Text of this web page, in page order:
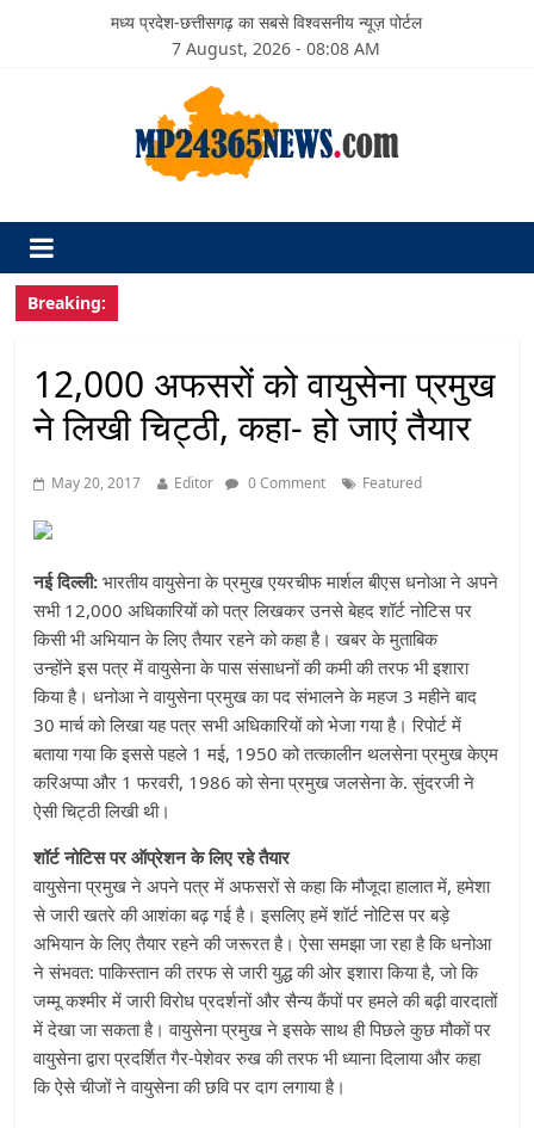
मध्य प्रदेश-छत्तीसगढ़ का सबसे विश्वसनीय न्यूज़ पोर्टल
7 August, 2026 - 08:08 AM
Breaking:
12,000 अफसरों को वायुसेना प्रमुख
ने लिखी चिट्ठी, कहा- हो जाएं तैयार
May 20, 2017 Editor 0 Comment Featured
नई दिल्ली:भारतीय वायुसेना के प्रमुख एयरचीफ मार्शल बीएस धनोआ ने अपने
सभी 12,000 अधिकारियों को पत्र लिखकर उनसे बेहद शॉर्ट नोटिस पर
किसी भी अभियान के लिए तैयार रहने को कहा है। खबर के मुताबिक
उन्होंने इस पत्र में वायुसेना के पास संसाधनों की कमी की तरफ भी इशारा
किया है। धनोआ ने वायुसेना प्रमुख का पद संभालने के महज 3 महीने बाद
30 मार्च को लिखा यह पत्र सभी अधिकारियों को भेजा गया है। रिपोर्ट में
बताया गया कि इससे पहले 1 मई, 1950 को तत्कालीन थलसेना प्रमुख केएम
करिअप्पा और 1 फरवरी, 1986 को सेना प्रमुख जलसेना के. सुंदरजी ने
ऐसी चिट्ठी लिखी थी।
शॉर्ट नोटिस पर ऑप्रेशन के लिए रहे तैयार
वायुसेना प्रमुख ने अपने पत्र में अफसरों से कहा कि मौजूदा हालात में, हमेशा
से जारी खतरे की आशंका बढ़ गई है। इसलिए हमें शॉर्ट नोटिस पर बड़े
अभियान के लिए तैयार रहने की जरूरत है। ऐसा समझा जा रहा है कि धनोआ
ने संभवत: पाकिस्तान की तरफ से जारी युद्ध की ओर इशारा किया है, जो कि
जम्मू कश्मीर में जारी विरोध प्रदर्शनों और सैन्य कैंपों पर हमले की बढ़ी वारदातों
में देखा जा सकता है। वायुसेना प्रमुख ने इसके साथ ही पिछले कुछ मौकों पर
वायुसेना द्वारा प्रदर्शित गैर-पेशेवर रुख की तरफ भी ध्याना दिलाया और कहा
कि ऐसे चीजों ने वायुसेना की छवि पर दाग लगाया है।